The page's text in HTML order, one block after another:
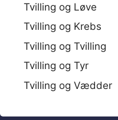
Tvilling og Løve
Tvilling og Krebs
Tvilling og Tvilling
Tvilling og Tyr
Tvilling og Vædder